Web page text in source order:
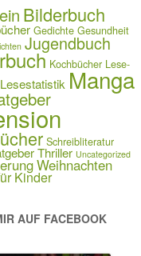
Bilderbuch
Gedichte Gesundheit
Jugendbuch
Kochbücher Lese-
Lesestatistik Manga
Schreibliteratur
Thriller Uncategorized
Weihnachten
Kinder
AUF FACEBOOK